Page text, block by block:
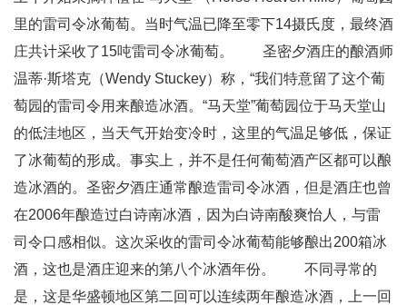
里的雷司令冰葡萄。当时气温已降至零下14摄氏度，最终酒
庄共计采收了15吨雷司令冰葡萄。 圣密夕酒庄的酿酒师
温蒂·斯塔克（Wendy Stuckey）称，“我们特意留了这个葡
萄园的雷司令用来酿造冰酒。“马天堂”葡萄园位于马天堂山
的低洼地区，当天气开始变冷时，这里的气温足够低，保证
了冰葡萄的形成。事实上，并不是任何葡萄酒产区都可以酿
造冰酒的。圣密夕酒庄通常酿造雷司令冰酒，但是酒庄也曾
在2006年酿造过白诗南冰酒，因为白诗南酸爽怡人，与雷
司令口感相似。这次采收的雷司令冰葡萄能够酿出200箱冰
酒，这也是酒庄迎来的第八个冰酒年份。 不同寻常的
是，这是华盛顿地区第二回可以连续两年酿造冰酒，上一回